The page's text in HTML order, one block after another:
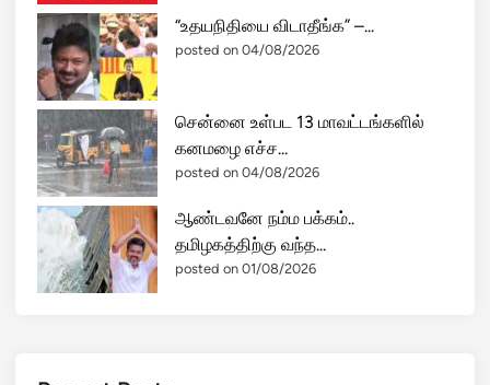
“உதயநிதியை விடாதீங்க” –...
posted on 04/08/2026
சென்னை உள்பட 13 மாவட்டங்களில்
கனமழை எச்ச...
posted on 04/08/2026
ஆண்டவனே நம்ம பக்கம்..
தமிழகத்திற்கு வந்த...
posted on 01/08/2026